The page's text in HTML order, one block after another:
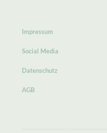
Impressum
Social Media
Datenschutz
AGB